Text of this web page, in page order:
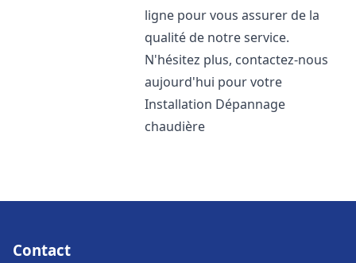
ligne pour vous assurer de la
qualité de notre service.
N'hésitez plus, contactez-nous
aujourd'hui pour votre
Installation Dépannage
chaudière
Contact